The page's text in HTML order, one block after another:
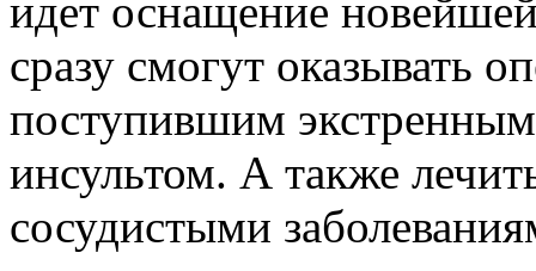
идет оснащение
сразу смогут оказывать
поступившим
инсультом. А также
сосудистыми